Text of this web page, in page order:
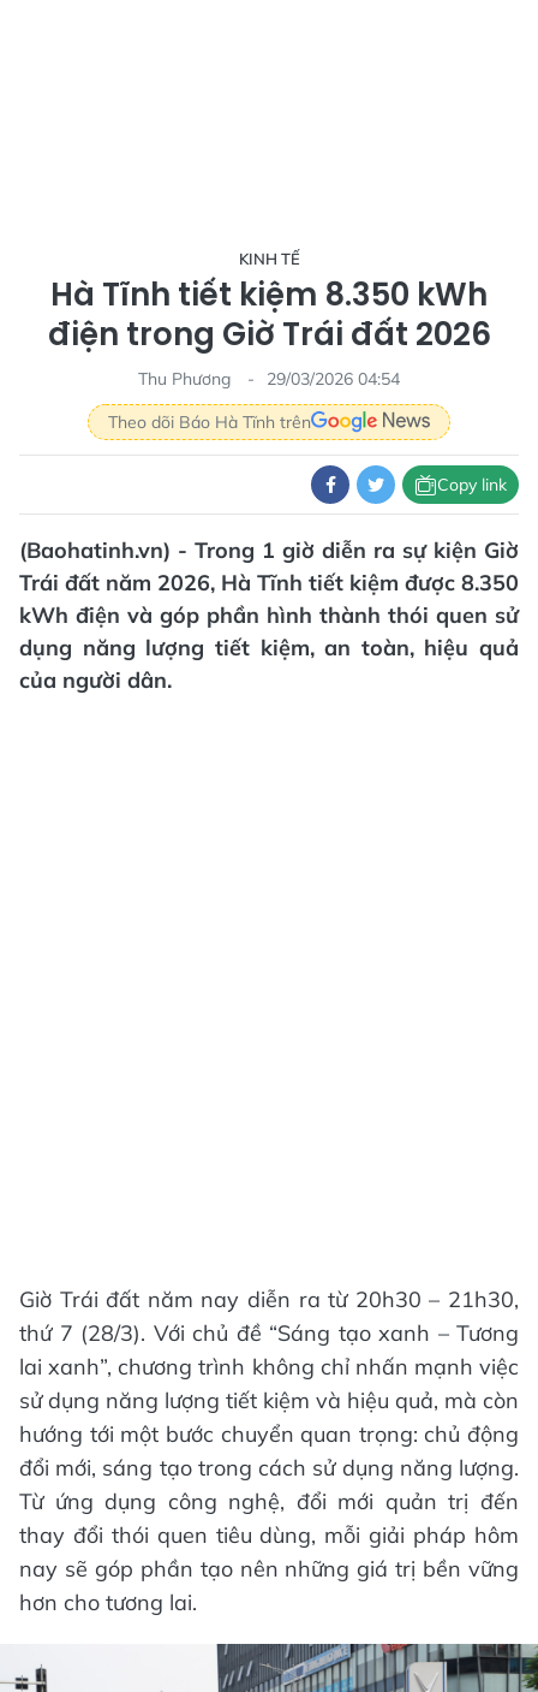
KINH TẾ
Hà Tĩnh tiết kiệm 8.350 kWh
điện trong Giờ Trái đất 2026
Thu Phương
29/03/2026 04:54
Theo dõi Báo Hà Tĩnh trên
Copy link
(Baohatinh.vn) - Trong 1 giờ diễn ra sự kiện Giờ
Trái đất năm 2026, Hà Tĩnh tiết kiệm được 8.350
kWh điện và góp phần hình thành thói quen sử
dụng năng lượng tiết kiệm, an toàn, hiệu quả
của người dân.
Giờ Trái đất năm nay diễn ra từ 20h30 – 21h30,
thứ 7 (28/3). Với chủ đề “Sáng tạo xanh – Tương
lai xanh”, chương trình không chỉ nhấn mạnh việc
sử dụng năng lượng tiết kiệm và hiệu quả, mà còn
hướng tới một bước chuyển quan trọng: chủ động
đổi mới, sáng tạo trong cách sử dụng năng lượng.
Từ ứng dụng công nghệ, đổi mới quản trị đến
thay đổi thói quen tiêu dùng, mỗi giải pháp hôm
nay sẽ góp phần tạo nên những giá trị bền vững
hơn cho tương lai.